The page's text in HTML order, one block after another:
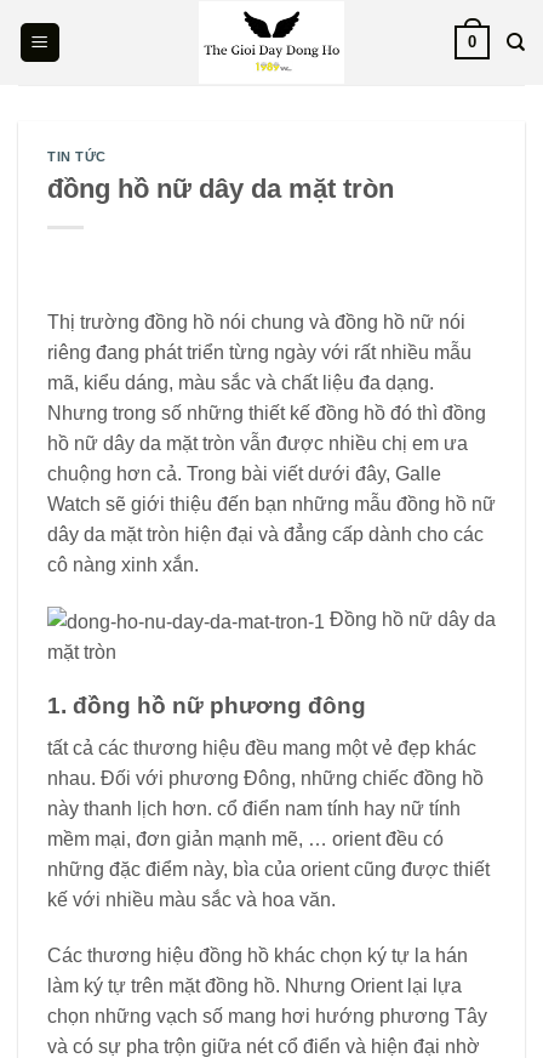
0
TIN TỨC
đồng hồ nữ dây da mặt tròn
Thị trường đồng hồ nói chung và đồng hồ nữ nói
riêng đang phát triển từng ngày với rất nhiều mẫu
mã, kiểu dáng, màu sắc và chất liệu đa dạng.
Nhưng trong số những thiết kế đồng hồ đó thì đồng
hồ nữ dây da mặt tròn vẫn được nhiều chị em ưa
chuộng hơn cả. Trong bài viết dưới đây, Galle
Watch sẽ giới thiệu đến bạn những mẫu đồng hồ nữ
dây da mặt tròn hiện đại và đẳng cấp dành cho các
cô nàng xinh xắn.
Đồng hồ nữ dây da
mặt tròn
1. đồng hồ nữ phương đông
tất cả các thương hiệu đều mang một vẻ đẹp khác
nhau. Đối với phương Đông, những chiếc đồng hồ
này thanh lịch hơn. cổ điển nam tính hay nữ tính
mềm mại, đơn giản mạnh mẽ, … orient đều có
những đặc điểm này, bìa của orient cũng được thiết
kế với nhiều màu sắc và hoa văn.
Các thương hiệu đồng hồ khác chọn ký tự la hán
làm ký tự trên mặt đồng hồ. Nhưng Orient lại lựa
chọn những vạch số mang hơi hướng phương Tây
và có sự pha trộn giữa nét cổ điển và hiện đại nhờ